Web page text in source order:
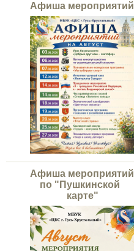
Афиша мероприятий
Афиша мероприятий
по "Пушкинской
карте"